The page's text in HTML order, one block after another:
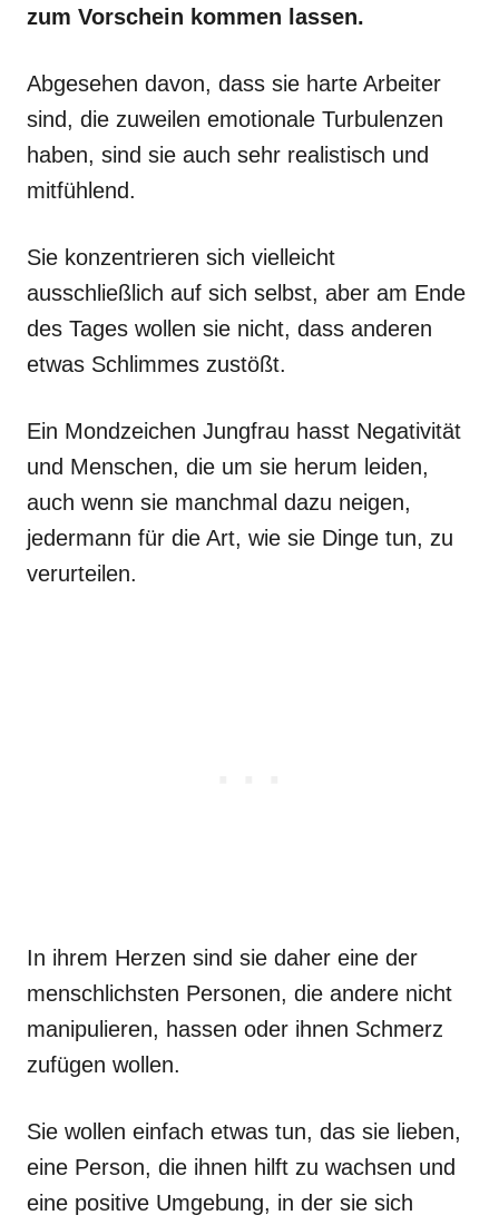
zum Vorschein kommen lassen.
Abgesehen davon, dass sie harte Arbeiter
sind, die zuweilen emotionale Turbulenzen
haben, sind sie auch sehr realistisch und
mitfühlend.
Sie konzentrieren sich vielleicht
ausschließlich auf sich selbst, aber am Ende
des Tages wollen sie nicht, dass anderen
etwas Schlimmes zustößt.
Ein Mondzeichen Jungfrau hasst Negativität
und Menschen, die um sie herum leiden,
auch wenn sie manchmal dazu neigen,
jedermann für die Art, wie sie Dinge tun, zu
verurteilen.
In ihrem Herzen sind sie daher eine der
menschlichsten Personen, die andere nicht
manipulieren, hassen oder ihnen Schmerz
zufügen wollen.
Sie wollen einfach etwas tun, das sie lieben,
eine Person, die ihnen hilft zu wachsen und
eine positive Umgebung, in der sie sich